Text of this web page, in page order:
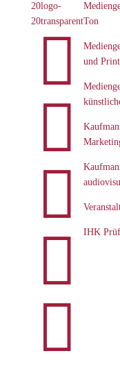





Ton
und Print
IHK